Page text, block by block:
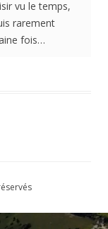
vu le temps,
rarement
fois…